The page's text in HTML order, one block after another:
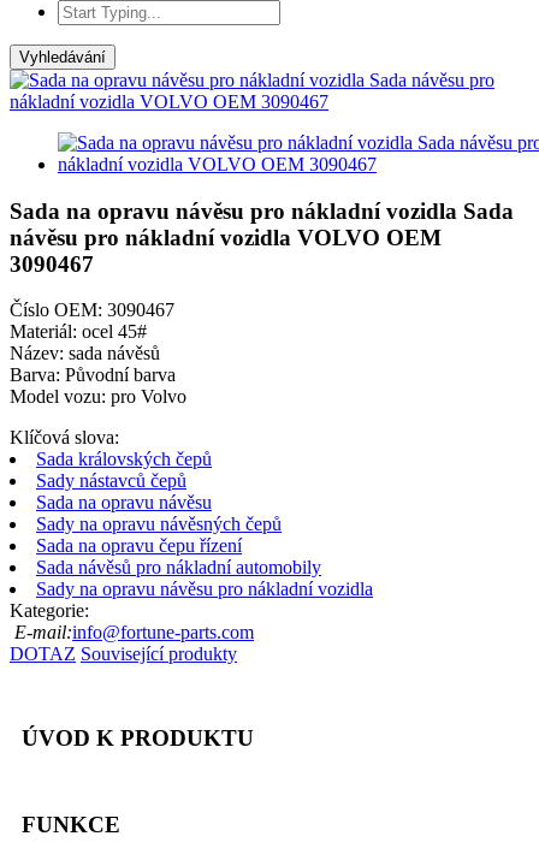
Vyhledávání
Sada na opravu návěsu pro nákladní vozidla Sada
návěsu pro nákladní vozidla VOLVO OEM
3090467
Číslo OEM: 3090467
Materiál: ocel 45#
Název: sada návěsů
Barva: Původní barva
Model vozu: pro Volvo
Klíčová slova:
Sada královských čepů
Sady nástavců čepů
Sada na opravu návěsu
Sady na opravu návěsných čepů
Sada na opravu čepu řízení
Sada návěsů pro nákladní automobily
Sady na opravu návěsu pro nákladní vozidla
Kategorie:
E-mail:info@fortune-parts.com
DOTAZ Související produkty
ÚVOD K PRODUKTU
FUNKCE